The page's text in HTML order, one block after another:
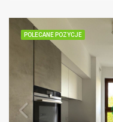
POLECANE POZYCJE